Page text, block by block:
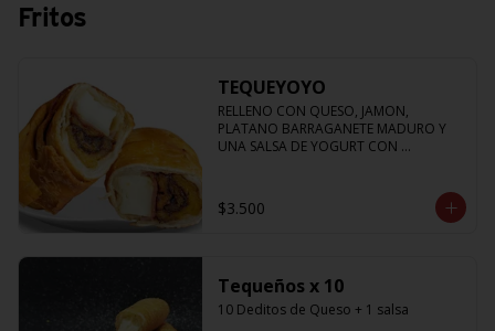
Fritos
TEQUEYOYO
RELLENO CON QUESO, JAMON,
PLATANO BARRAGANETE MADURO Y
UNA SALSA DE YOGURT CON
$3.500
Tequeños x 10
10 Deditos de Queso + 1 salsa